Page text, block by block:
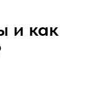
и как